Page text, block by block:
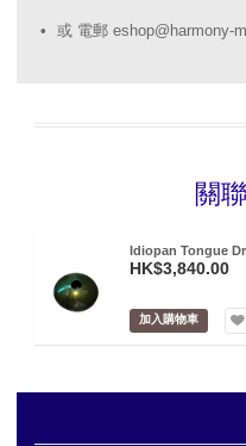
或 電郵 eshop@harmony-
關
Idiopan Tongue
HK$3,840.00
加入購物車